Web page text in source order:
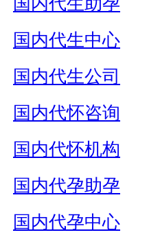
国内代生中心
国内代生公司
国内代怀咨询
国内代怀机构
国内代孕助孕
国内代孕中心